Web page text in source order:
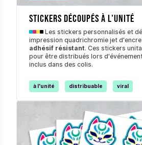
Stickers découpés à l'unité
Les stickers personnalisés et
impression quadrichromie jet d'encre
adhésif résistant. Ces stickers
pour être distribués lors
inclus dans des colis.
à l'unité distribuable viral